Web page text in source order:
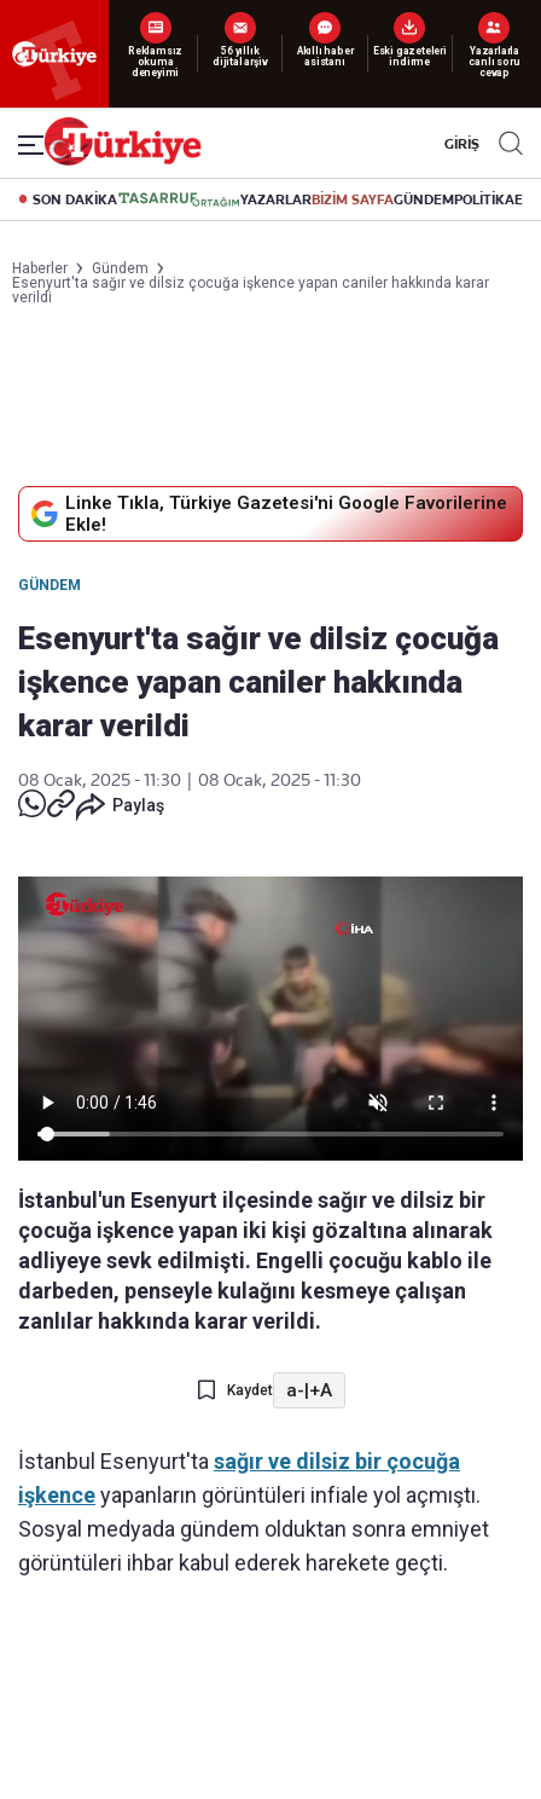
Reklamsız
okuma
deneyimi
56 yıllık
dijital arşiv
Akıllı haber
asistanı
Eski gazeteleri
indirme
Yazarlarla
canlı soru
cevap
GİRİŞ
SON DAKİKA YAZARLARBİZİM SAYFAGÜNDEMPOLİTİKA
Haberler
Gündem
Esenyurt'ta sağır ve dilsiz çocuğa işkence yapan caniler hakkında karar
verildi
Linke Tıkla, Türkiye Gazetesi'ni Google Favorilerine
Ekle!
GÜNDEM
Esenyurt'ta sağır ve dilsiz çocuğa
işkence yapan caniler hakkında
karar verildi
08 Ocak, 2025 - 11:30
08 Ocak, 2025 - 11:30
Paylaş
İstanbul'un Esenyurt ilçesinde sağır ve dilsiz bir
çocuğa işkence yapan iki kişi gözaltına alınarak
adliyeye sevk edilmişti. Engelli çocuğu kablo ile
darbeden, penseyle kulağını kesmeye çalışan
zanlılar hakkında karar verildi.
Kaydet a-|+A
İstanbul Esenyurt'ta sağır ve dilsiz bir çocuğa
işkenceyapanların görüntüleri infiale yol açmıştı.
Sosyal medyada gündem olduktan sonra emniyet
görüntüleri ihbar kabul ederek harekete geçti.